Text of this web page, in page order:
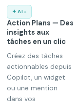
✦ AI+
Action Plans — Des
insights aux
tâches en un clic
Créez des tâches
actionnables depuis
Copilot, un widget
ou une mention
dans vos